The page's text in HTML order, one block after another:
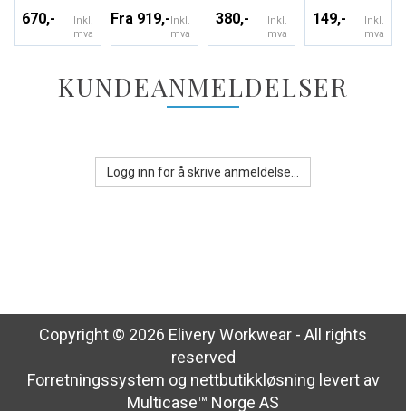
670,-
Inkl.
mva
Fra 919,-Inkl.
mva
380,-
Inkl.
mva
149,-
Inkl.
mva
KUNDEANMELDELSER
Logg inn for å skrive anmeldelse...
Copyright © 2026 Elivery Workwear - All rights
reserved
Forretningssystem og nettbutikkløsning levert av
Multicase™ Norge AS